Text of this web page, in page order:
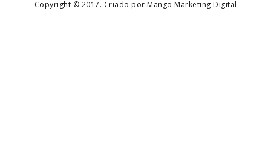
Copyright © 2017. Criado por Mango Marketing Digital